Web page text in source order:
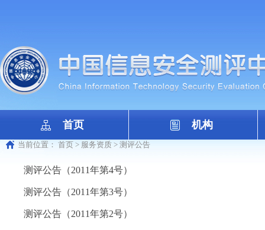
首页 机构
当前位置： 首页 > 服务资质 > 测评公告
测评公告（2011年第4号）
测评公告（2011年第3号）
测评公告（2011年第2号）